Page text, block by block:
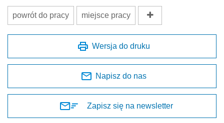
powrót do pracy miejsce pracy
Wersja do druku
Napisz do nas
Zapisz się na newsletter